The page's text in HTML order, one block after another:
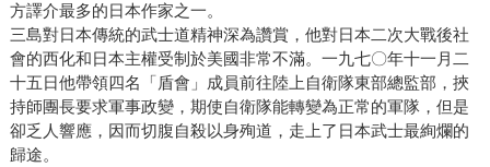
方譯介最多的日本作家之一。
三島對日本傳統的武士道精神深為讚賞，他對日本二次大戰後社
會的西化和日本主權受制於美國非常不滿。一九七〇年十一月二
十五日他帶領四名「盾會」成員前往陸上自衛隊東部總監部，挾
持師團長要求軍事政變，期使自衛隊能轉變為正常的軍隊，但是
卻乏人響應，因而切腹自殺以身殉道，走上了日本武士最絢爛的
歸途。